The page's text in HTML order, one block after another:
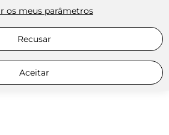
os meus parâmetros
Recusar
Aceitar